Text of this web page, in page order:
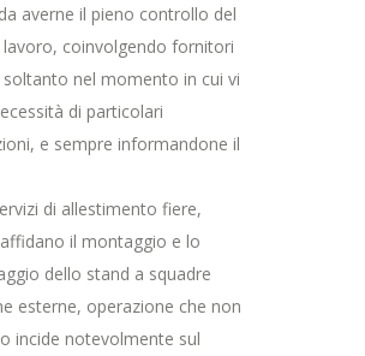
averne il pieno controllo del
lavoro, coinvolgendo fornitori
soltanto nel momento in cui vi
di particolari
e sempre informandone il
di allestimento fiere,
il montaggio e lo
dello stand a squadre
esterne, operazione che non
incide notevolmente sul